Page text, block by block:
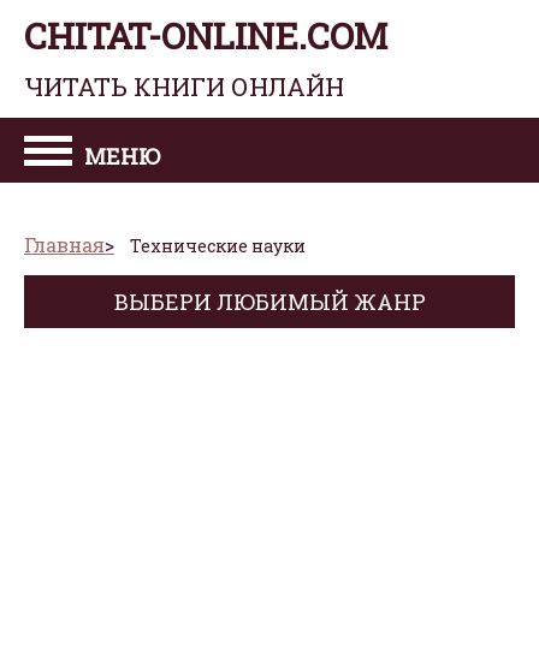
CHITAT-ONLINE.COM
ЧИТАТЬ КНИГИ ОНЛАЙН
МЕНЮ
Главная Технические науки
ВЫБЕРИ ЛЮБИМЫЙ ЖАНР